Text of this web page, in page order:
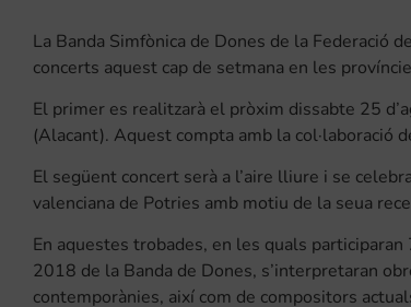
La Banda Simfònica de Dones de la Federació
concerts aquest cap de setmana en les
El primer es realitzarà el pròxim dissabte 25
(Alacant). Aquest compta amb la col·laboració
El següent concert serà a l’aire lliure i se
valenciana de Potries amb motiu de la seua
En aquestes trobades, en les quals
2018 de la Banda de Dones, s’interpretaran
contemporànies, així com de compositors